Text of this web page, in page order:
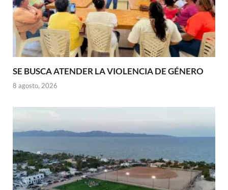
SE BUSCA ATENDER LA VIOLENCIA DE GÉNERO
8 agosto, 2026